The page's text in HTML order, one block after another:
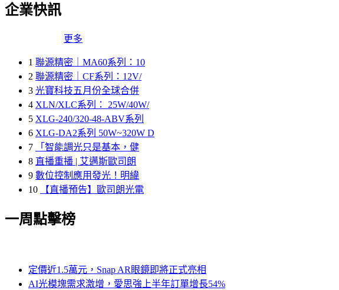
企業快訊
更多
1 聯源精密｜MA60系列：10
2 聯源精密｜CF系列：12V/
3 光寶科技五月份全球合併
4 XLN/XLC系列： 25W/40W/
5 XLG-240/320-48-ABV系列
6 XLG-DA2系列 50W~320W D
7
「智能調光只是基本，健
8 直播重播 | 艾邁斯歐司朗
9 數位控制應用發光！明緯
10
【直播預告】歐司朗光電
一周點擊榜
定價近1.5萬元，Snap AR眼鏡即將正式亮相
AI光模塊需求激增，愛思強上半年訂單增長54%